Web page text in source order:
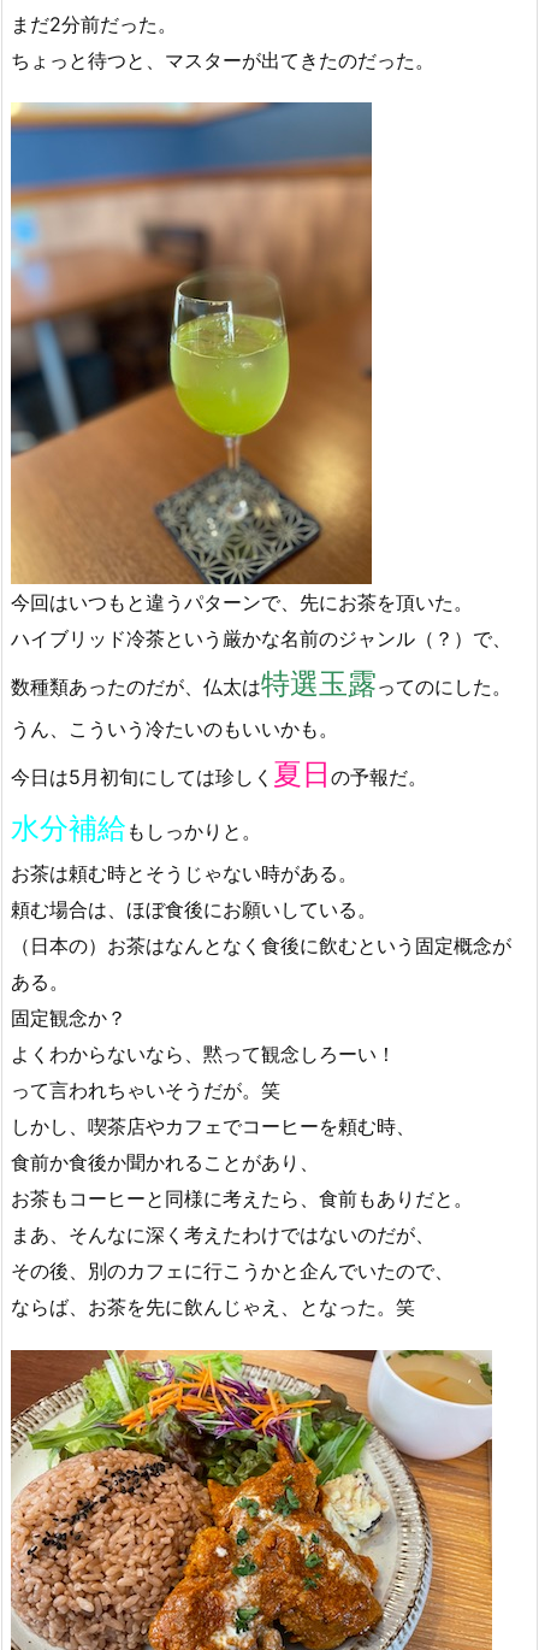
まだ2分前だった。
ちょっと待つと、マスターが出てきたのだった。
今回はいつもと違うパターンで、先にお茶を頂いた。
ハイブリッド冷茶という厳かな名前のジャンル（？）で、
数種類あったのだが、仏太は特選玉露ってのにした。
うん、こういう冷たいのもいいかも。
今日は5月初旬にしては珍しく 夏日 の予報だ。
水分補給 もしっかりと。
お茶は頼む時とそうじゃない時がある。
頼む場合は、ほぼ食後にお願いしている。
（日本の）お茶はなんとなく食後に飲むという固定概念が
ある。
固定観念か？
よくわからないなら、黙って観念しろーい！
って言われちゃいそうだが。笑
しかし、喫茶店やカフェでコーヒーを頼む時、
食前か食後か聞かれることがあり、
お茶もコーヒーと同様に考えたら、食前もありだと。
まあ、そんなに深く考えたわけではないのだが、
その後、別のカフェに行こうかと企んでいたので、
ならば、お茶を先に飲んじゃえ、となった。笑